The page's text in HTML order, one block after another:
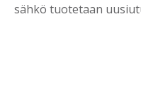
sähkö tuotetaan